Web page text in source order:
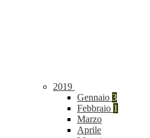
2019
Gennaio 3
Febbraio 1
Marzo
Aprile